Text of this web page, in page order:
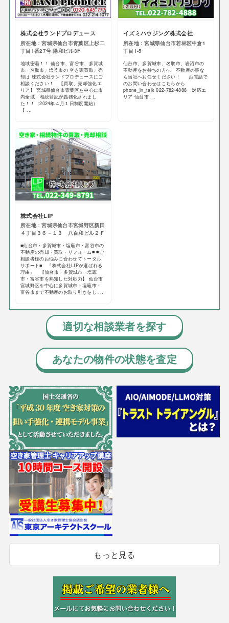
株式会社ランドプロデュース
所在地：宮城県仙台市青葉区上杉二
丁目1番27号 陽和ビル3F
地域密着！！ 仙台市、富谷市、多賀城
市、名取市、塩釜市の 空き家買取、売
却は 株式会社ランドプロデュースにご
相談ください！ 【買取、売却強化エ
リア】 宮城県仙台市青葉区を中心に市
内全域 相続登記が義務化されまし
た！！（2024年４月１日制度開始）
【 ...
イズミハウジング株式会社
所在地：宮城県仙台市若林区中倉1
丁目1-5
仙台市、多賀城市、名取市、岩沼市の
不動産をお持ちの方へ 不動産の事な
ら当社へお任せください！ お電話で
のお問い合わせはこちらから
phone_in_talk 022-782-4888 対応エ
リア 仙台市 ...
株式会社LIP
所在地：宮城県仙台市宮城野区新田
４丁目３６－１３ 八百和ビル２Ｆ
■仙台市・多賀城市・塩竈市・富谷市の
不動産の売却・買取・リフォーム■ ■ご
相談者様のお悩みに合わせてトータル
サポート■ 『株式会社LIPが選ばれる
理由』 【仙台市・多賀城市・塩竈
市・富谷市を熟知した対応力】 仙台市
宮城野区を中心に多賀城市・塩竈市・
富谷市まで不動産のお取り引きをし ...
適切な相談業者を探す
あなたの物件の状態を査定
もっと見る